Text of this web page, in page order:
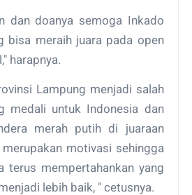
dan doanya semoga Inkado
bisa meraih juara pada open
harapnya.
Lampung menjadi salah
medali untuk Indonesia dan
merah putih di juaraan
motivasi sehingga
terus mempertahankan yang
lebih baik, " cetusnya.